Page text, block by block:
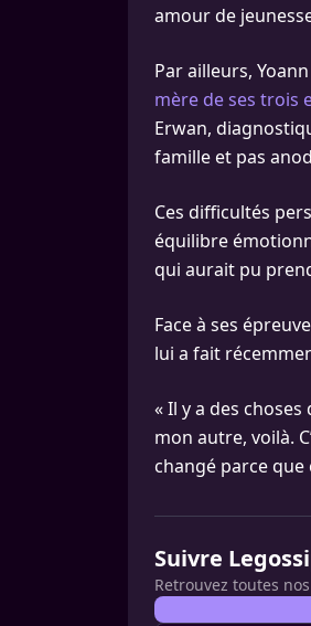
amour de
Par ailleurs,
mère de ses trois
Erwan,
famille et pas
Ces difficultés
équilibre
qui aurait pu
Face à ses
lui a fait
« Il y a des
mon autre, voilà.
changé parce que
Suivre
Retrouvez toutes